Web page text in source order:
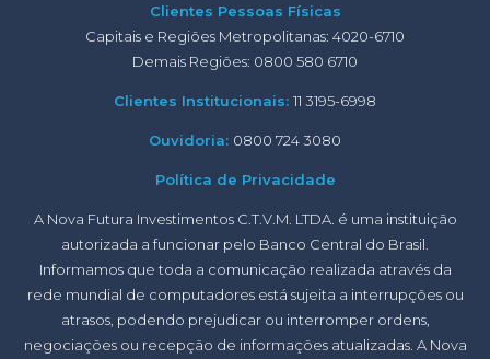
Clientes Pessoas Físicas
Capitais e Regiões Metropolitanas: 4020-6710
Demais Regiões: 0800 580 6710
Clientes Institucionais: 11 3195-6998
Ouvidoria: 0800 724 3080
Política de Privacidade
A Nova Futura Investimentos C.T.V.M. LTDA. é uma instituição
autorizada a funcionar pelo Banco Central do Brasil.
Informamos que toda a comunicação realizada através da
rede mundial de computadores está sujeita a interrupções ou
atrasos, podendo prejudicar ou interromper ordens,
negociações ou recepção de informações atualizadas. A Nova